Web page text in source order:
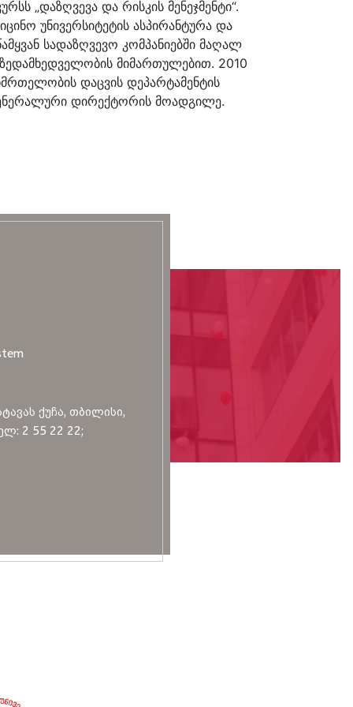
„დაზღვევა და რისკის მენეჯმენტი“.
უნივერსიტეტის ასპირანტურა და
სადაზღვევო კომპანიებში მაღალ
მიმართულებით. 2010
დაცვის დეპარტამენტის
დირექტორის მოადგილე.
ქუჩა, თბილისი,
2 55 22 22;